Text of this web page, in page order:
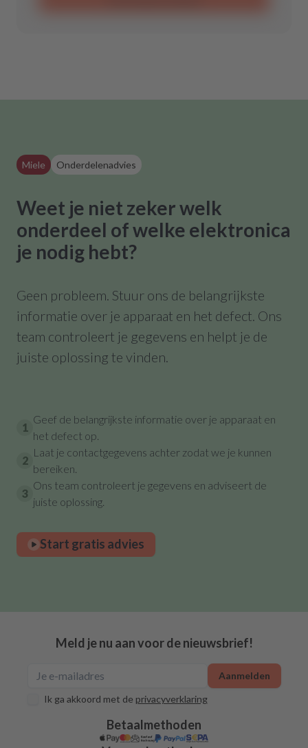
Miele Onderdelenadvies
Weet je niet zeker welk
onderdeel of welke elektronica
je nodig hebt?
Geen probleem. Stuur ons de belangrijkste
informatie over je apparaat en het defect. Ons
team controleert je gegevens en helpt je de
juiste oplossing te vinden.
1
Geef de belangrijkste informatie over je apparaat en
het defect op.
2
Laat je contactgegevens achter zodat we je kunnen
bereiken.
3
Ons team controleert je gegevens en adviseert de
juiste oplossing.
Start gratis advies
Meld je nu aan voor de nieuwsbrief!
Ik ga akkoord met de privacyverklaring
Aanmelden
Betaalmethoden